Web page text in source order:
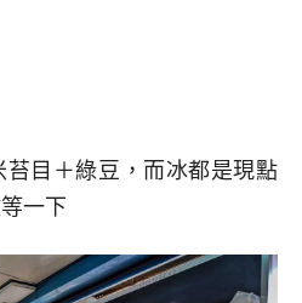
目＋綠豆，而冰都是現點
一下